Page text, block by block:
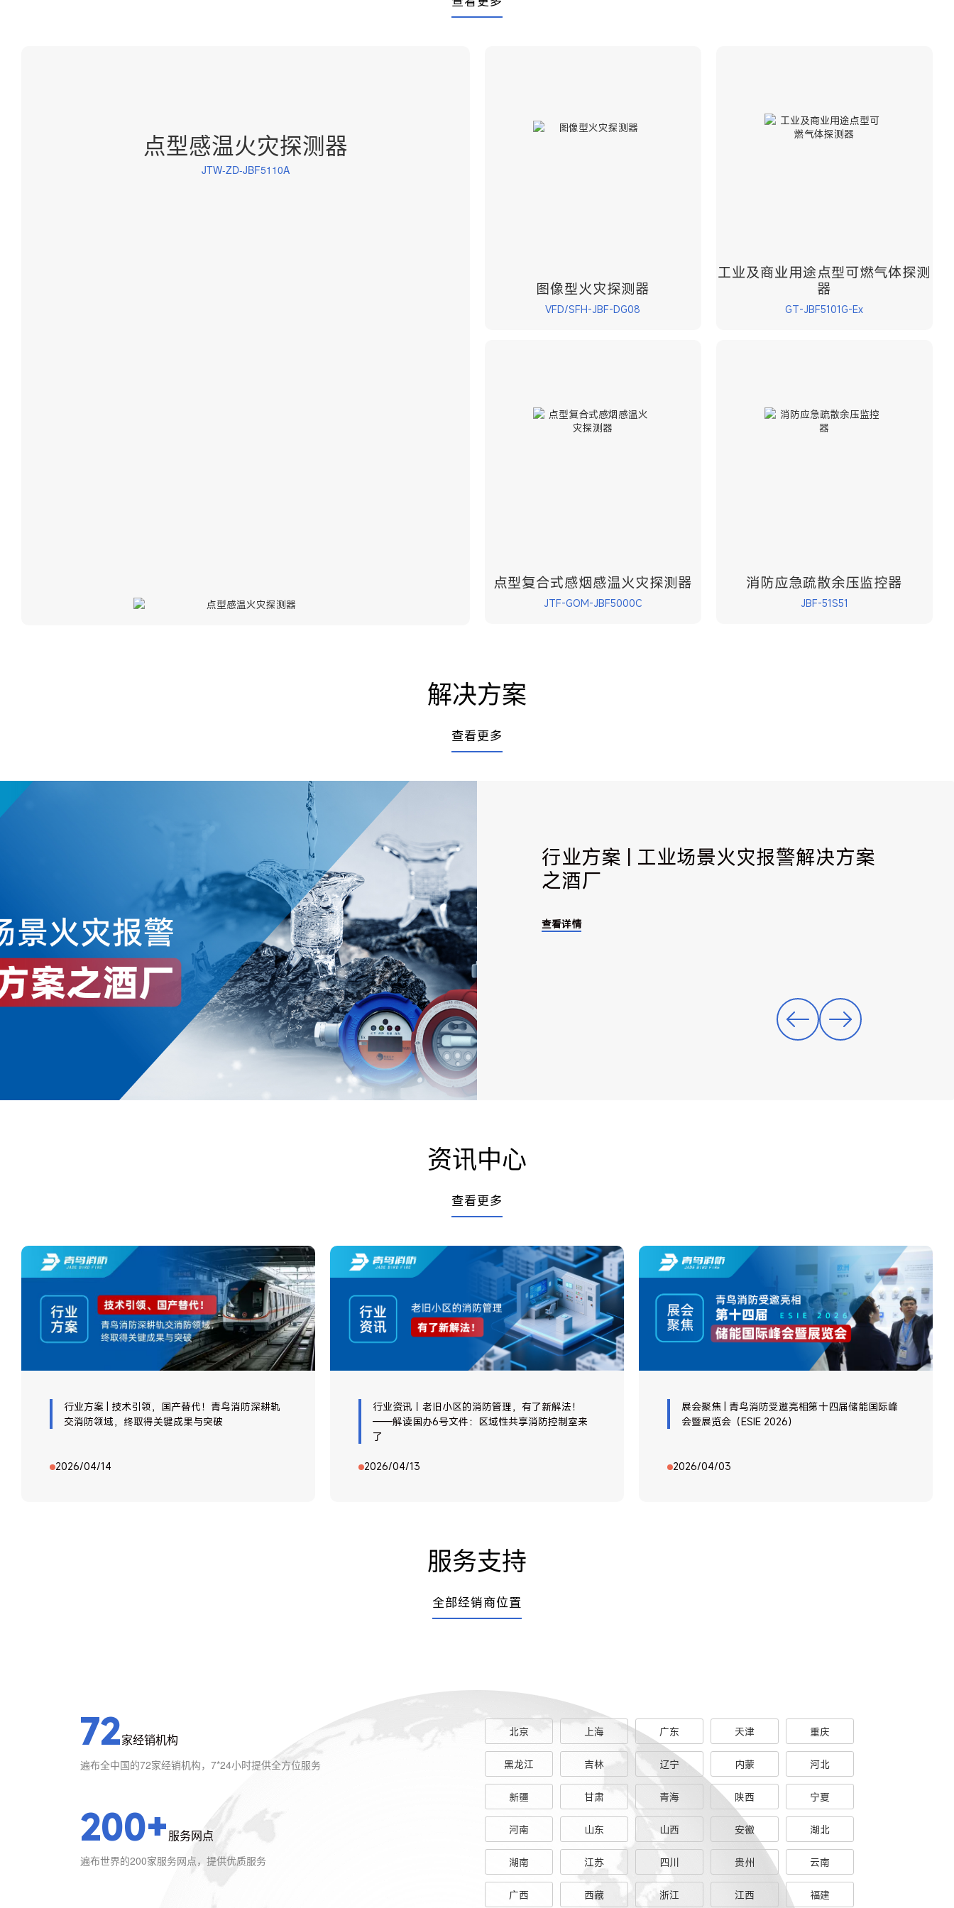
点型感温火灾探测器
JTW-ZD-JBF5110A
图像型火灾探测器
VFD/SFH-JBF-DG08
点型复合式感烟感温火灾探测器
JTF-GOM-JBF5000C
工业及商业用途点型可燃气体探测
器
GT-JBF5101G-Ex
消防应急疏散余压监控器
JBF-51S51
解决方案
查看更多
行业方案 | 工业场景火灾报警解决方案
之酒厂
查看详情
资讯中心
查看更多
行业方案 | 技术引领，国产替代！青鸟消防深耕轨
交消防领域，终取得关键成果与突破
2026/04/14
行业资讯｜老旧小区的消防管理，有了新解法！
——解读国办6号文件：区域性共享消防控制室来
了
2026/04/13
展会聚焦 | 青鸟消防受邀亮相第十四届储能国际峰
会暨展览会（ESIE 2026）
2026/04/03
服务支持
全部经销商位置
72家经销机构
遍布全中国的72家经销机构，7*24小时提供全方位服务
200+服务网点
遍布世界的200家服务网点，提供优质服务
北京 上海 广东 天津 重庆
黑龙江 吉林 辽宁 内蒙 河北
新疆 甘肃 青海 陕西 宁夏
河南 山东 山西 安徽 湖北
湖南 江苏 四川 贵州 云南
广西 西藏 浙江 江西 福建